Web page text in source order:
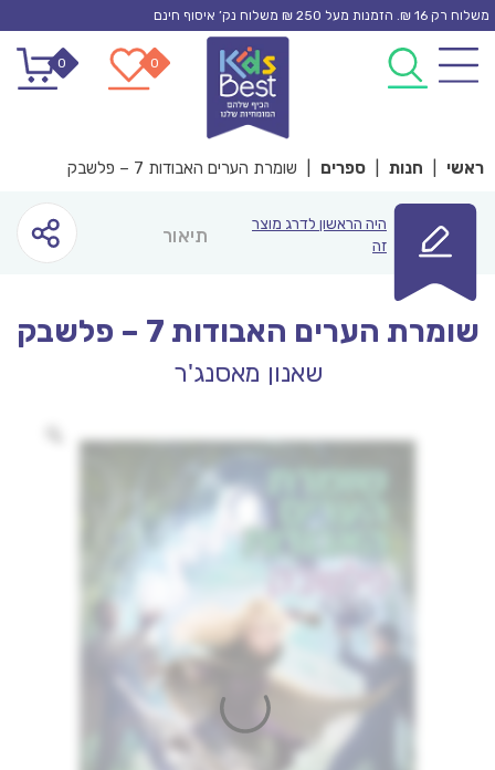
Skip
content
משלוח רק 16 ₪. הזמנות מעל 250 ₪ משלוח נק’ איסוף חינם
0
0
ראשי חנות ספרים שומרת הערים האבודות 7 – פלשבק
היה הראשון לדרג מוצר
זה
תיאור
שומרת הערים האבודות 7 – פלשבק
שאנון מאסנג'ר